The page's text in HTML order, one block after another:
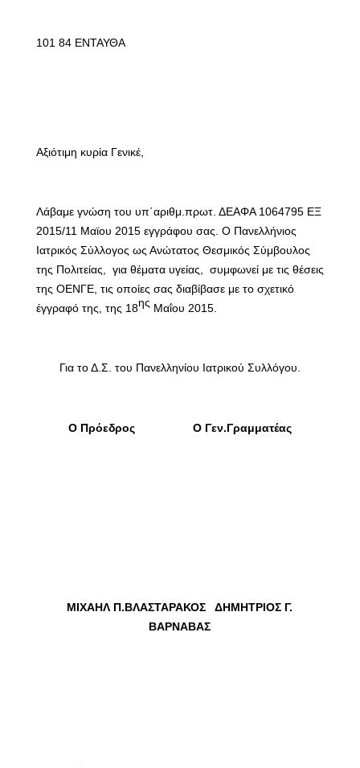
101 84 ΕΝΤΑΥΘΑ
Αξιότιμη κυρία Γενικέ,
Λάβαμε γνώση του υπ΄αριθμ.πρωτ. ΔΕΑΦΑ 1064795 ΕΞ
2015/11 Μαϊου 2015 εγγράφου σας. Ο Πανελλήνιος
Ιατρικός Σύλλογος ως Ανώτατος Θεσμικός Σύμβουλος
της Πολιτείας,
για θέματα υγείας,
συμφωνεί με τις θέσεις
της ΟΕΝΓΕ, τις οποίες σας διαβίβασε με το σχετικό
έγγραφό της, της 18ηςΜαΐου 2015.
Για το Δ.Σ. του Πανελληνίου Ιατρικού Συλλόγου.
Ο Πρόεδρος Ο Γεν.Γραμματέας
ΜΙΧΑΗΛ Π.ΒΛΑΣΤΑΡΑΚΟΣ
ΔΗΜΗΤΡΙΟΣ Γ.
ΒΑΡΝΑΒΑΣ